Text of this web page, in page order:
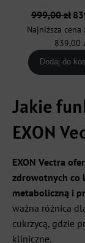
999,00zł
Najniższa
839,00
Dodaj do
Jakie
EXON
EXON Vectra
zdrowotnych co
metaboliczną i
ważna różnica
cukrzycą, gdzie
kliniczne.